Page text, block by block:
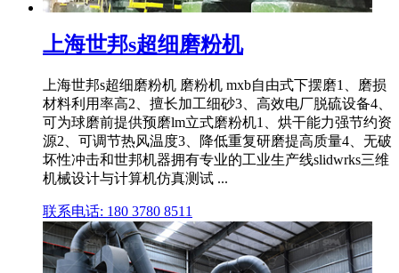
上海世邦s超细磨粉机
上海世邦s超细磨粉机 磨粉机 mxb自由式下摆磨1、磨损
材料利用率高2、擅长加工细砂3、高效电厂脱硫设备4、
可为球磨前提供预磨lm立式磨粉机1、烘干能力强节约资
源2、可调节热风温度3、降低重复研磨提高质量4、无破
坏性冲击和世邦机器拥有专业的工业生产线slidwrks三维
机械设计与计算机仿真测试 ...
联系电话: 180 3780 8511